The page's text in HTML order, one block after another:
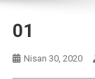
01
Nisan 30, 2020